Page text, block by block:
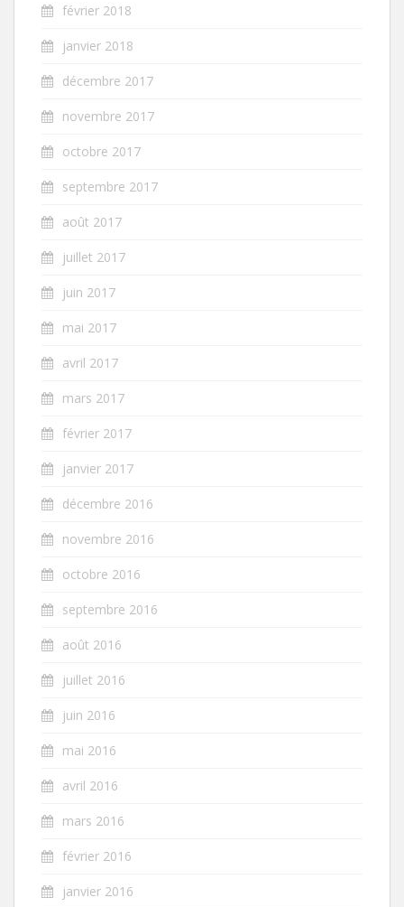
février 2018
janvier 2018
décembre 2017
novembre 2017
octobre 2017
septembre 2017
août 2017
juillet 2017
juin 2017
mai 2017
avril 2017
mars 2017
février 2017
janvier 2017
décembre 2016
novembre 2016
octobre 2016
septembre 2016
août 2016
juillet 2016
juin 2016
mai 2016
avril 2016
mars 2016
février 2016
janvier 2016